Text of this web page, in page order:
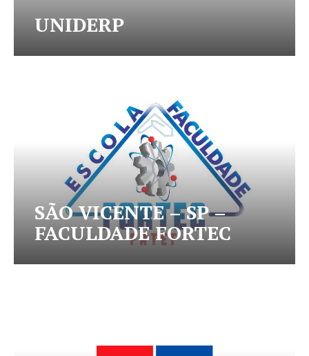
UNIDERP
SÃO VICENTE – SP –
FACULDADE FORTEC